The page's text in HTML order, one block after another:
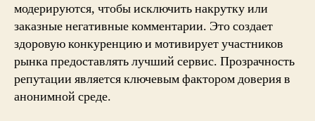
модерируются, чтобы исключить накрутку или
заказные негативные комментарии. Это создает
здоровую конкуренцию и мотивирует участников
рынка предоставлять лучший сервис. Прозрачность
репутации является ключевым фактором доверия в
анонимной среде.